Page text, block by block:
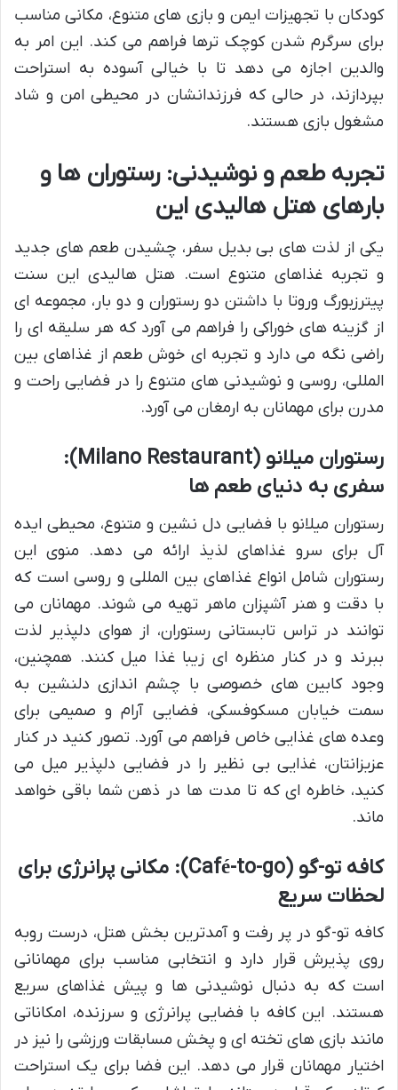
کودکان با تجهیزات ایمن و بازی های متنوع، مکانی مناسب
برای سرگرم شدن کوچک ترها فراهم می کند. این امر به
والدین اجازه می دهد تا با خیالی آسوده به استراحت
بپردازند، در حالی که فرزندانشان در محیطی امن و شاد
مشغول بازی هستند.
تجربه طعم و نوشیدنی: رستوران ها و
بارهای هتل هالیدی این
یکی از لذت های بی بدیل سفر، چشیدن طعم های جدید
و تجربه غذاهای متنوع است. هتل هالیدی این سنت
پیترزبورگ وروتا با داشتن دو رستوران و دو بار، مجموعه ای
از گزینه های خوراکی را فراهم می آورد که هر سلیقه ای را
راضی نگه می دارد و تجربه ای خوش طعم از غذاهای بین
المللی، روسی و نوشیدنی های متنوع را در فضایی راحت و
مدرن برای مهمانان به ارمغان می آورد.
رستوران میلانو (Milano Restaurant):
سفری به دنیای طعم ها
رستوران میلانو با فضایی دل نشین و متنوع، محیطی ایده
آل برای سرو غذاهای لذیذ ارائه می دهد. منوی این
رستوران شامل انواع غذاهای بین المللی و روسی است که
با دقت و هنر آشپزان ماهر تهیه می شوند. مهمانان می
توانند در تراس تابستانی رستوران، از هوای دلپذیر لذت
ببرند و در کنار منظره ای زیبا غذا میل کنند. همچنین،
وجود کابین های خصوصی با چشم اندازی دلنشین به
سمت خیابان مسکوفسکی، فضایی آرام و صمیمی برای
وعده های غذایی خاص فراهم می آورد. تصور کنید در کنار
عزیزانتان، غذایی بی نظیر را در فضایی دلپذیر میل می
کنید، خاطره ای که تا مدت ها در ذهن شما باقی خواهد
ماند.
کافه تو-گو (Café-to-go): مکانی پرانرژی برای
لحظات سریع
کافه تو-گو در پر رفت و آمدترین بخش هتل، درست روبه
روی پذیرش قرار دارد و انتخابی مناسب برای مهمانانی
است که به دنبال نوشیدنی ها و پیش غذاهای سریع
هستند. این کافه با فضایی پرانرژی و سرزنده، امکاناتی
مانند بازی های تخته ای و پخش مسابقات ورزشی را نیز در
اختیار مهمانان قرار می دهد. این فضا برای یک استراحت